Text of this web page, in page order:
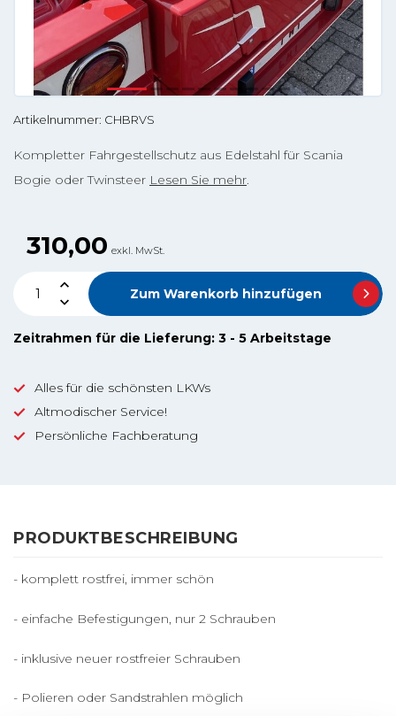
Artikelnummer: CHBRVS
Kompletter Fahrgestellschutz aus Edelstahl für Scania
Bogie oder Twinsteer Lesen Sie mehr.
310,00 exkl. MwSt.
Zum Warenkorb hinzufügen
Zeitrahmen für die Lieferung: 3 - 5 Arbeitstage
Alles für die schönsten LKWs
Altmodischer Service!
Persönliche Fachberatung
PRODUKTBESCHREIBUNG
- komplett rostfrei, immer schön
- einfache Befestigungen, nur 2 Schrauben
- inklusive neuer rostfreier Schrauben
- Polieren oder Sandstrahlen möglich